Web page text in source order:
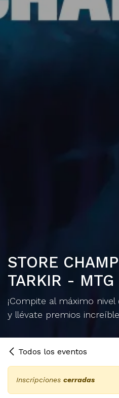
STORE
TARKIR - MTG
¡Compite al máximo
y llévate premios
Todos los eventos
Inscripciones cerradas